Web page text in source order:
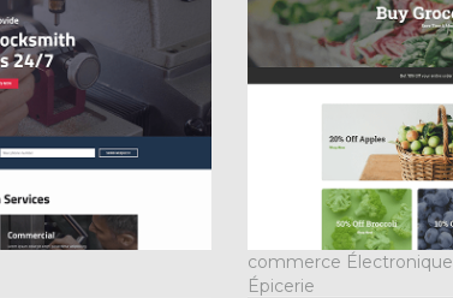
commerce Électronique
Épicerie